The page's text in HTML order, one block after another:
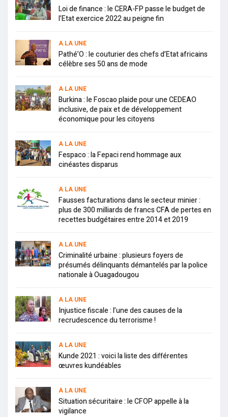
Loi de finance : le CERA-FP passe le budget de
l’Etat exercice 2022 au peigne fin
A LA UNE
Pathé’O : le couturier des chefs d’Etat africains
célèbre ses 50 ans de mode
A LA UNE
Burkina : le Foscao plaide pour une CEDEAO
inclusive, de paix et de développement
économique pour les citoyens
A LA UNE
Fespaco : la Fepaci rend hommage aux
cinéastes disparus
A LA UNE
Fausses facturations dans le secteur minier :
plus de 300 milliards de francs CFA de pertes en
recettes budgétaires entre 2014 et 2019
A LA UNE
Criminalité urbaine : plusieurs foyers de
présumés délinquants démantelés par la police
nationale à Ouagadougou
A LA UNE
Injustice fiscale : l’une des causes de la
recrudescence du terrorisme !
A LA UNE
Kunde 2021 : voici la liste des différentes
œuvres kundéables
A LA UNE
Situation sécuritaire : le CFOP appelle à la
vigilance